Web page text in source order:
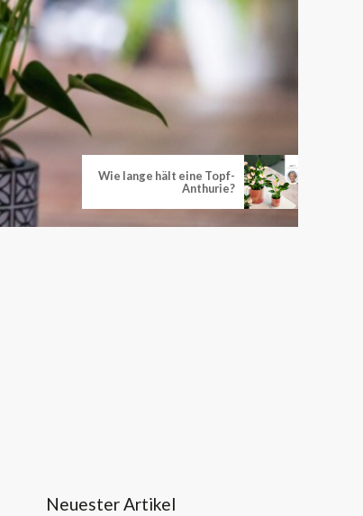
Wie lange hält eine Topf-
Anthurie?
Neuester Artikel